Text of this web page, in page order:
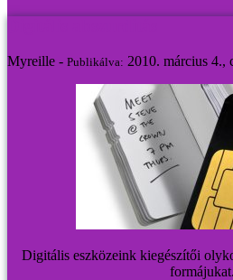
Myreille - Publikálva: 2010. március 4.,
Digitális eszközeink kiegészítői
formájukat.